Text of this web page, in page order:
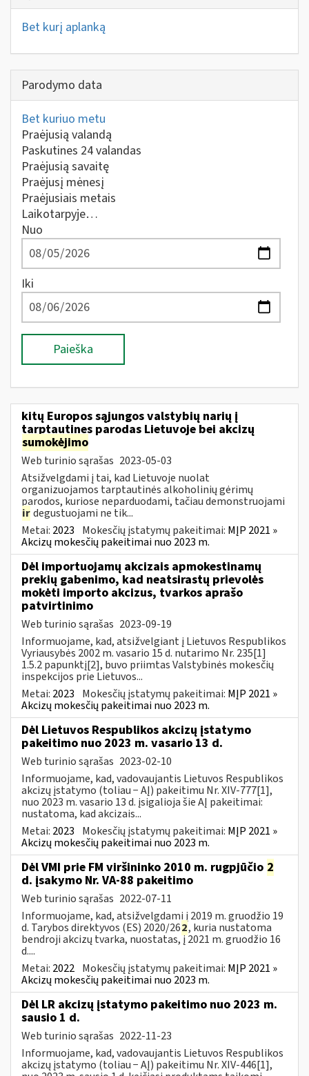
Bet kurį aplanką
Parodymo data
Bet kuriuo metu
Praėjusią valandą
Paskutines 24 valandas
Praėjusią savaitę
Praėjusį mėnesį
Praėjusiais metais
Laikotarpyje…
Nuo
Iki
Paieška
kitų Europos sąjungos valstybių narių į
tarptautines parodas Lietuvoje bei akcizų
sumokėjimo
Web turinio sąrašas 2023-05-03
Atsižvelgdami į tai, kad Lietuvoje nuolat
organizuojamos tarptautinės alkoholinių gėrimų
parodos, kuriose neparduodami, tačiau demonstruojami
irdegustuojami ne tik...
Metai: 2023 Mokesčių įstatymų pakeitimai: MĮP 2021 »
Akcizų mokesčių pakeitimai nuo 2023 m.
Dėl importuojamų akcizais apmokestinamų
prekių gabenimo, kad neatsirastų prievolės
mokėti importo akcizus, tvarkos aprašo
patvirtinimo
Web turinio sąrašas 2023-09-19
Informuojame, kad, atsižvelgiant į Lietuvos Respublikos
Vyriausybės 2002 m. vasario 15 d. nutarimo Nr. 235[1]
1.5.2 papunktį[2], buvo priimtas Valstybinės mokesčių
inspekcijos prie Lietuvos...
Metai: 2023 Mokesčių įstatymų pakeitimai: MĮP 2021 »
Akcizų mokesčių pakeitimai nuo 2023 m.
Dėl Lietuvos Respublikos akcizų įstatymo
pakeitimo nuo 2023 m. vasario 13 d.
Web turinio sąrašas 2023-02-10
Informuojame, kad, vadovaujantis Lietuvos Respublikos
akcizų įstatymo (toliau − AĮ) pakeitimu Nr. XIV-777[1],
nuo 2023 m. vasario 13 d. įsigalioja šie AĮ pakeitimai:
nustatoma, kad akcizais...
Metai: 2023 Mokesčių įstatymų pakeitimai: MĮP 2021 »
Akcizų mokesčių pakeitimai nuo 2023 m.
Dėl VMI prie FM viršininko 2010 m. rugpjūčio 2
d. įsakymo Nr. VA-88 pakeitimo
Web turinio sąrašas 2022-07-11
Informuojame, kad, atsižvelgdami į 2019 m. gruodžio 19
d. Tarybos direktyvos (ES) 2020/262, kuria nustatoma
bendroji akcizų tvarka, nuostatas, į 2021 m. gruodžio 16
d....
Metai: 2022 Mokesčių įstatymų pakeitimai: MĮP 2021 »
Akcizų mokesčių pakeitimai nuo 2023 m.
Dėl LR akcizų įstatymo pakeitimo nuo 2023 m.
sausio 1 d.
Web turinio sąrašas 2022-11-23
Informuojame, kad, vadovaujantis Lietuvos Respublikos
akcizų įstatymo (toliau − AĮ) pakeitimu Nr. XIV-446[1],